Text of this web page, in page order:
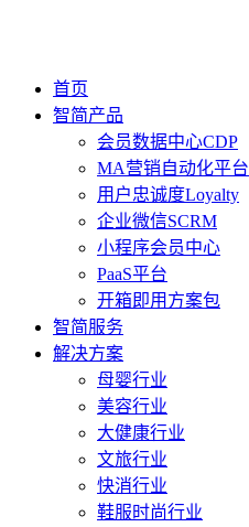
首页
智简产品
会员数据中心CDP
MA营销自动化平台
用户忠诚度Loyalty
企业微信SCRM
小程序会员中心
PaaS平台
开箱即用方案包
智简服务
解决方案
母婴行业
美容行业
大健康行业
文旅行业
快消行业
鞋服时尚行业